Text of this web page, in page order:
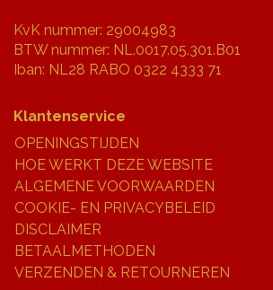
KvK nummer: 29004983
BTW nummer: NL.0017.05.301.B01
Iban: NL28 RABO 0322 4333 71
Klantenservice
OPENINGSTIJDEN
HOE WERKT DEZE WEBSITE
ALGEMENE VOORWAARDEN
COOKIE- EN PRIVACYBELEID
DISCLAIMER
BETAALMETHODEN
VERZENDEN & RETOURNEREN